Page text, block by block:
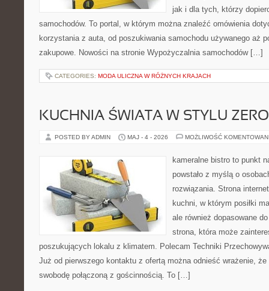
jak i dla tych, którzy
samochodów. To portal, w którym można znaleźć omówienia
korzystania z auta, od poszukiwania samochodu używanego aż
zakupowe. Nowości na stronie Wypożyczalnia samochodów […]
CATEGORIES: MODA ULICZNA W RÓŻNYCH KRAJACH
KUCHNIA ŚWIATA W STYLU
POSTED BY ADMIN MAJ - 4 - 2026 MOŻLIWOŚĆ
kameralne bistro to punkt
powstało z myślą o
rozwiązania. Strona
kuchni, w którym posiłki
ale również dopasowane
strona, która może
poszukujących lokalu z klimatem. Polecam Techniki
Już od pierwszego kontaktu z ofertą można odnieść wrażenie,
swobodę połączoną z gościnnością. To […]